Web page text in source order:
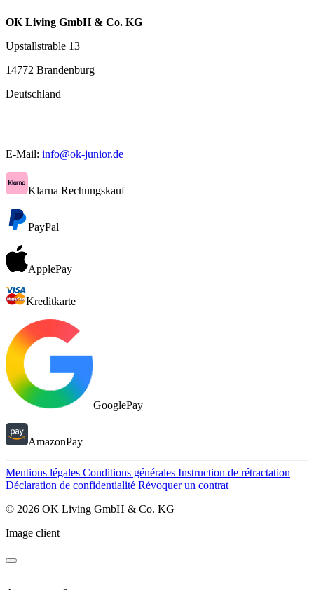
OK Living GmbH & Co. KG
Upstallstrable 13
14772 Brandenburg
Deutschland
E-Mail: info@ok-junior.de
Klarna Rechungskauf
PayPal
ApplePay
Kreditkarte
GooglePay
AmazonPay
Mentions légales Conditions générales Instruction de rétractation
Déclaration de confidentialité Révoquer un contrat
© 2026 OK Living GmbH & Co. KG
Image client